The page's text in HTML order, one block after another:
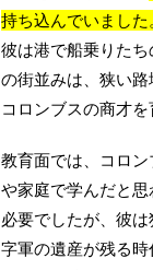
持ち込んでいまし
彼は港で船乗りた
の街並みは、狭い
コロンブスの商才を
教育面では、コロ
や家庭で学んだと
必要でしたが、彼
字軍の遺産が残る